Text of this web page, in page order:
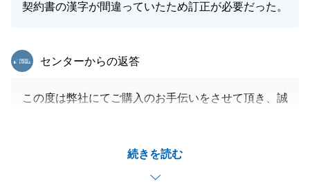
契約書の漢字が間違っていたため訂正が必要だった。
続きを読む
東急リバブル
センターからの返答
この度は弊社にてご購入のお手伝いをさせて頂き、誠
今後とも不動産に関することでお力になれることがご
ざいましたら、遠慮なくご相談ください。